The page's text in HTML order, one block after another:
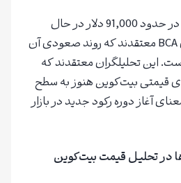
در حال حاضر، بیت‌کوین در حدود 91,000 دلار در حال
معامله است و تحلیلگران BCA معتقدند که روند صعودی آن
این تحلیلگران معتقدند که
قیمتی بیت‌کوین هنوز به سطح
آغاز دوره رکود جدید در بازار
در تحلیل قیمت بیت‌کوین